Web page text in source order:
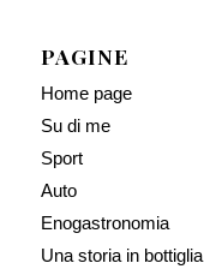
PAGINE
Home page
Su di me
Sport
Auto
Enogastronomia
Una storia in bottiglia